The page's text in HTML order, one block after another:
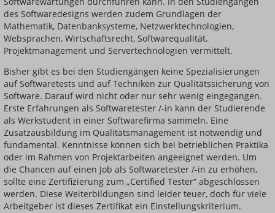
des Softwaredesigns werden zudem Grundlagen der
Mathematik, Datenbanksysteme, Netzwerktechnologien,
Websprachen, Wirtschaftsrecht, Softwarequalität,
Projektmanagement und Servertechnologien vermittelt.
Bisher gibt es bei den Studiengängen keine Spezialisierungen
auf Softwaretests und auf Techniken zur Qualitätssicherung von
Software. Darauf wird nicht oder nur sehr wenig eingegangen.
Erste Erfahrungen als Softwaretester /-in kann der Studierende
als Werkstudent in einer Softwarefirma sammeln. Eine
Zusatzausbildung im Qualitätsmanagement ist notwendig und
fundamental. Kenntnisse können sich bei betrieblichen Praktika
oder im Rahmen von Projektarbeiten angeeignet werden. Um
die Chancen auf einen Job als Softwaretester /-in zu erhöhen,
sollte eine Zertifizierung zum „Certified Tester“ abgeschlossen
werden. Diese Weiterbildungen sind leider teuer, doch für viele
Arbeitgeber ist dieses Zertifikat ein Einstellungskriterium.